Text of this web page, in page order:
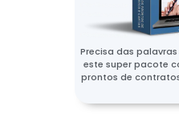
Precisa das
este super pacote
prontos de